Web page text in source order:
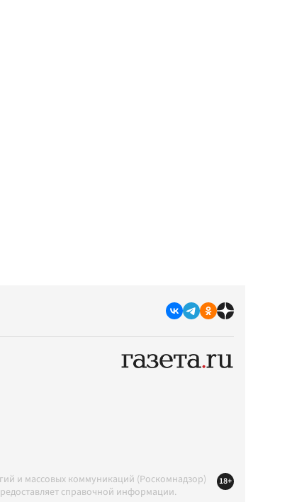
и массовых коммуникаций (Роскомнадзор)
справочной информации.
18+